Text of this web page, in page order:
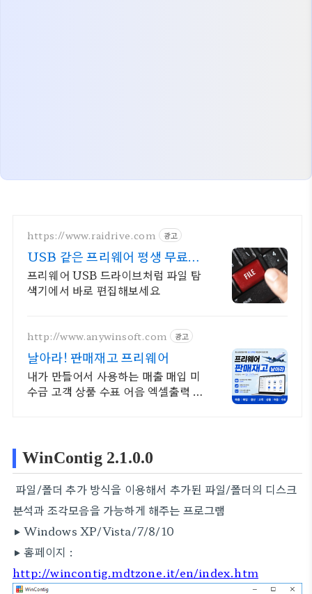
https://www.raidrive.com 광고
USB 같은 프리웨어 평생 무료버
전 제공
프리웨어 USB 드라이브처럼 파일 탐
색기에서 바로 편집해보세요
http://www.anywinsoft.com 광고
날아라! 판매재고 프리웨어
내가 만들어서 사용하는 매출 매입 미
수금 고객 상품 수표 어음 엑셀출력 엑
WinContig 2.1.0.0
파일/폴더 추가 방식을 이용해서 추가된 파일/폴더의 디스크
분석과 조각모음을 가능하게 해주는 프로그램
▶ Windows XP/Vista/7/8/10
▶ 홈페이지 :
http://wincontig.mdtzone.it/en/index.htm